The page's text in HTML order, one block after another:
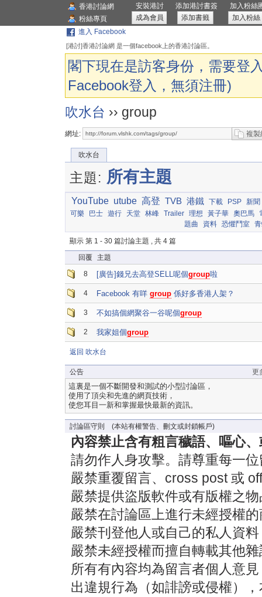
香港討論網
粉絲專頁
安裝港討
成為會員
添加港討書簽
添加書籤
加入粉絲
加入粉絲
進入 Facebook
[港討]香港討論網 是一個facebook上的香港討論區。
閣下現在是訪客身份，需要登
Facebook登入，無須注冊)
吹水台 ›› group
網址: 複製
吹水台
主題: 所有主題
YouTube utube 高登 TVB 港鐵 下載 PSP
新聞
可樂
巴士 遊行 天堂 林峰 Trailer 理想 黃子華 奧巴馬
題曲
資料 恐懼鬥室
顯示 第 1 - 30 篇討論主題 , 共 4 篇
回覆
主題
8
[廣告]錢兄去高登SELL呢個group啦
4 Facebook 有咩 group 係好多香港人架？
3 不如搞個網聚谷一谷呢個group
2 我家姐個group
返回 吹水台
公告 更
這裏是一個不斷開發和測試的小型討論區，
使用了頂尖和先進的網頁技術，
使您耳目一新和掌握最快最新的資訊。
討論區守則 (本站有權警告、刪文或封鎖帳戶)
內容禁止含有粗言穢語、嘔心
請勿作人身攻擊。請尊重每一
嚴禁重覆留言、cross post 或
嚴禁提供盜版軟件或有版權之
嚴禁在討論區上進行未經授權
嚴禁刊登他人或自己的私人資
嚴禁未經授權而擅自轉載其他
所有有內容均為留言者個人意
出違規行為（如誹謗或侵權）